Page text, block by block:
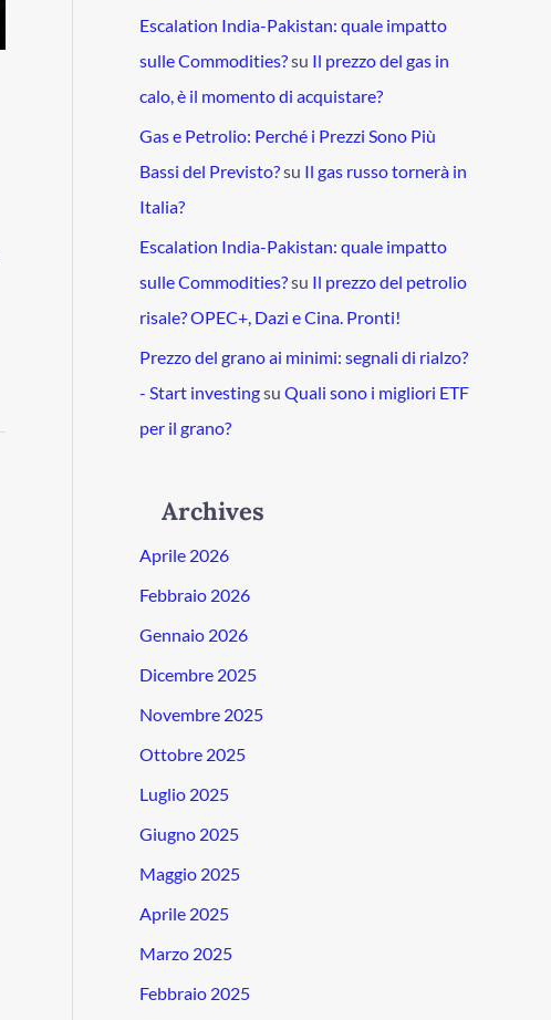
Escalation India-Pakistan: quale impatto
sulle Commodities?su Il prezzo del gas in
calo, è il momento di acquistare?
Gas e Petrolio: Perché i Prezzi Sono Più
Bassi del Previsto?su Il gas russo tornerà in
Italia?
Escalation India-Pakistan: quale impatto
sulle Commodities?su Il prezzo del petrolio
risale? OPEC+, Dazi e Cina. Pronti!
Prezzo del grano ai minimi: segnali di rialzo?
- Start investingsu Quali sono i migliori ETF
per il grano?
Archives
Aprile 2026
Febbraio 2026
Gennaio 2026
Dicembre 2025
Novembre 2025
Ottobre 2025
Luglio 2025
Giugno 2025
Maggio 2025
Aprile 2025
Marzo 2025
Febbraio 2025